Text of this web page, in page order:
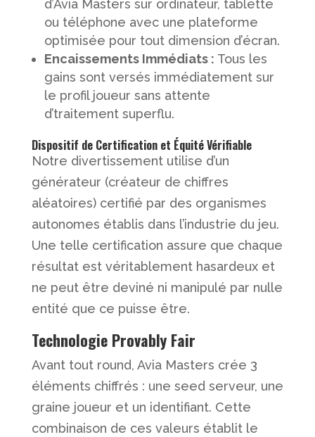
d’Avia Masters sur ordinateur, tablette
ou téléphone avec une plateforme
optimisée pour tout dimension d’écran.
Encaissements Immédiats : Tous les
gains sont versés immédiatement sur
le profil joueur sans attente
d’traitement superflu.
Dispositif de Certification et Équité Vérifiable
Notre divertissement utilise d’un
générateur (créateur de chiffres
aléatoires) certifié par des organismes
autonomes établis dans l’industrie du jeu.
Une telle certification assure que chaque
résultat est véritablement hasardeux et
ne peut être deviné ni manipulé par nulle
entité que ce puisse être.
Technologie Provably Fair
Avant tout round, Avia Masters crée 3
éléments chiffrés : une seed serveur, une
graine joueur et un identifiant. Cette
combinaison de ces valeurs établit le